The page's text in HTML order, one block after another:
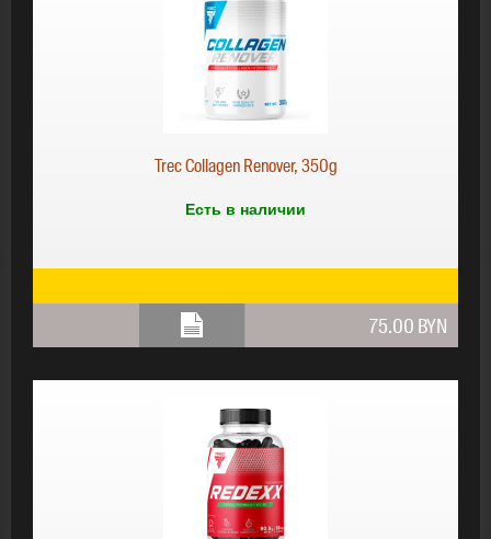
Trec Collagen Renover, 350g
Есть в наличии
75.00 BYN